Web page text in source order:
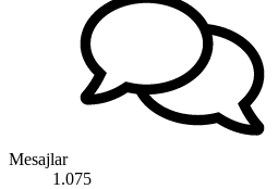
Mesajlar
1.075